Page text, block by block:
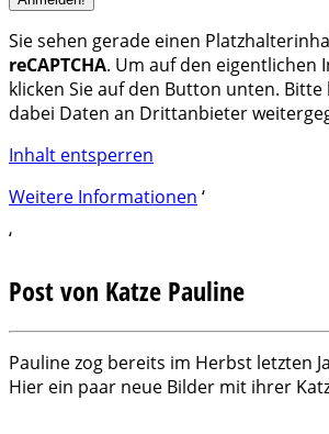
Sie sehen gerade einen
reCAPTCHA. Um auf den eigentlichen
klicken Sie auf den Button unten. Bitte
dabei Daten an Drittanbieter
Inhalt entsperren
Weitere Informationen ‘
‘
Post von Katze Pauline
Pauline zog bereits im Herbst letzten
Hier ein paar neue Bilder mit ihrer